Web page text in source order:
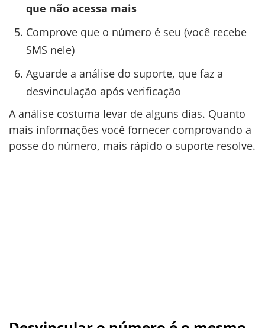
que não acessa mais
Comprove que o número é seu (você recebe
SMS nele)
Aguarde a análise do suporte, que faz a
desvinculação após verificação
A análise costuma levar de alguns dias. Quanto
mais informações você fornecer comprovando a
posse do número, mais rápido o suporte resolve.